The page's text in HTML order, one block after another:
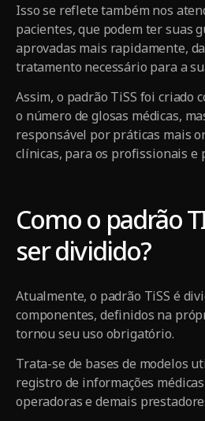
Isso se reflete também nos
pacientes, que podem ter suas
aprovadas mais rapidamente,
tratamento necessário para a
Assim, o padrão TiSS foi criado
o número de glosas médicas,
responsável por práticas mais
clínicas, para os profissionais e
Como o padrão
ser dividido?
Atualmente, o padrão TiSS é
componentes, definidos na
tornou seu uso obrigatório.
Trata-se de bases de modelos
registro de informações
operadoras e demais